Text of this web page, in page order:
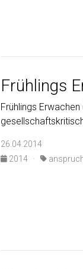
Frühlings
Frühlings
26.04.2014
2014
·